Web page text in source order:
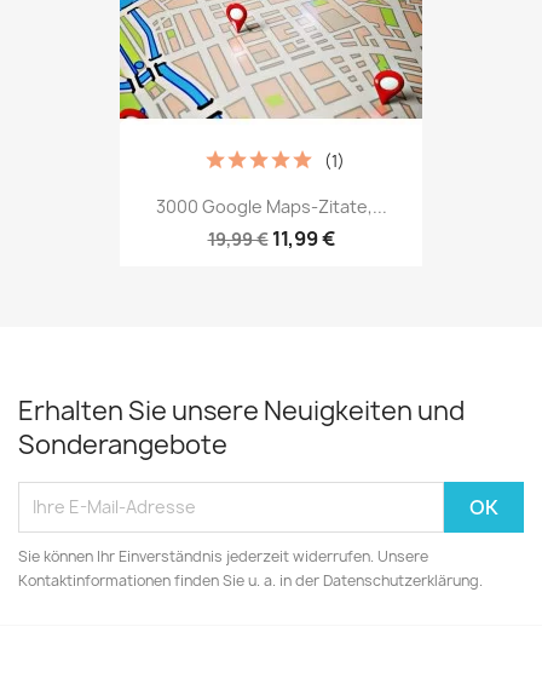
3000 Google Maps-Zitate,...
19,99 € 11,99 €
(1)
Erhalten Sie unsere Neuigkeiten und
Sonderangebote
Sie können Ihr Einverständnis jederzeit widerrufen. Unsere
Kontaktinformationen finden Sie u. a. in der Datenschutzerklärung.